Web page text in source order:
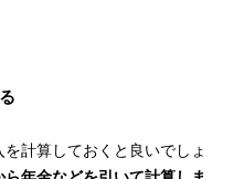
計算しておくと良いでしょ